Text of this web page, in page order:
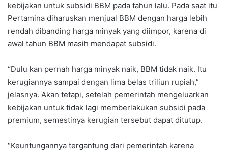
kebijakan untuk subsidi BBM pada tahun lalu. Pada saat itu
Pertamina diharuskan menjual BBM dengan harga lebih
rendah dibanding harga minyak yang diimpor, karena di
awal tahun BBM masih mendapat subsidi.
“Dulu kan pernah harga minyak naik, BBM tidak naik. Itu
kerugiannya sampai dengan lima belas triliun rupiah,”
jelasnya. Akan tetapi, setelah pemerintah mengeluarkan
kebijakan untuk tidak lagi memberlakukan subsidi pada
premium, semestinya kerugian tersebut dapat ditutup.
“Keuntungannya tergantung dari pemerintah karena